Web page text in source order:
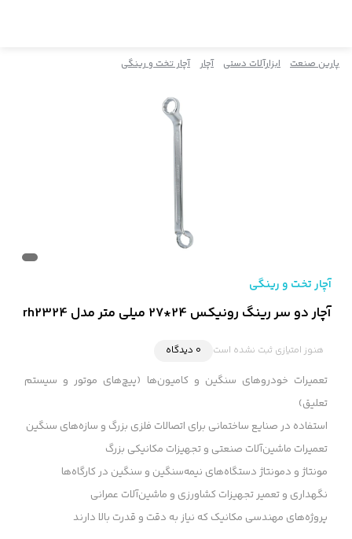
پارین صنعت ابزارآلات دستی آچار آچار تخت و رینگی
آچار تخت و رینگی
آچار دو سر رینگ رونیکس 24*27 میلی متر مدل rh2324
هنوز امتیازی ثبت نشده است 0 دیدگاه
تعمیرات خودروهای سنگین و کامیون‌ها (پیچ‌های موتور و سیستم
تعلیق)
استفاده در صنایع ساختمانی برای اتصالات فلزی بزرگ و سازه‌های سنگین
تعمیرات ماشین‌آلات صنعتی و تجهیزات مکانیکی بزرگ
مونتاژ و دمونتاژ دستگاه‌های نیمه‌سنگین و سنگین در کارگاه‌ها
نگهداری و تعمیر تجهیزات کشاورزی و ماشین‌آلات عمرانی
پروژه‌های مهندسی مکانیک که نیاز به دقت و قدرت بالا دارند